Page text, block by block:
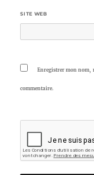
SITE WEB
Enregistrer mon nom,
commentaire.